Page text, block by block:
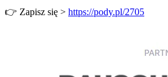
👉 Zapisz się > https://pody.pl/2705